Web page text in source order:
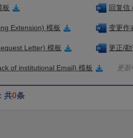
板 回复信
Extension) 模板 变更作
Letter) 模板 更正/
of institutional Email) 模板 更
共0条